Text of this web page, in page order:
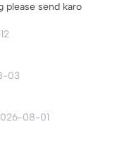
please send karo
03
08-01